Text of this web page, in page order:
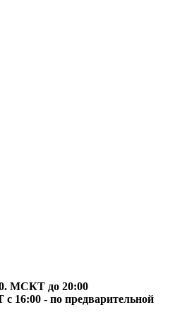
МСКТ до 20:00
с 16:00 - по предварительной